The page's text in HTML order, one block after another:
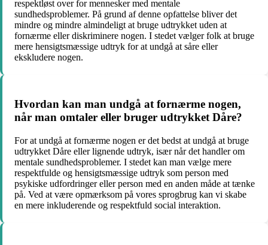
respektløst over for mennesker med mentale
sundhedsproblemer. På grund af denne opfattelse bliver det
mindre og mindre almindeligt at bruge udtrykket uden at
fornærme eller diskriminere nogen. I stedet vælger folk at bruge
mere hensigtsmæssige udtryk for at undgå at såre eller
ekskludere nogen.
Hvordan kan man undgå at fornærme nogen,
når man omtaler eller bruger udtrykket Dåre?
For at undgå at fornærme nogen er det bedst at undgå at bruge
udtrykket Dåre eller lignende udtryk, især når det handler om
mentale sundhedsproblemer. I stedet kan man vælge mere
respektfulde og hensigtsmæssige udtryk som person med
psykiske udfordringer eller person med en anden måde at tænke
på. Ved at være opmærksom på vores sprogbrug kan vi skabe
en mere inkluderende og respektfuld social interaktion.